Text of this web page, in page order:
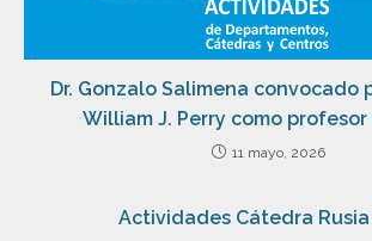
Dr. Gonzalo Salimena convocado
William J. Perry como
11 mayo, 2026
Actividades Cátedra Rusia